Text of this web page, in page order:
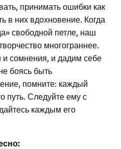
принимать ошибки как
в них вдохновение. Когда
свободной петле, наш
многограннее.
и сомнения, и дадим себе
боясь быть
помните: каждый
путь. Следуйте ему с
каждым его